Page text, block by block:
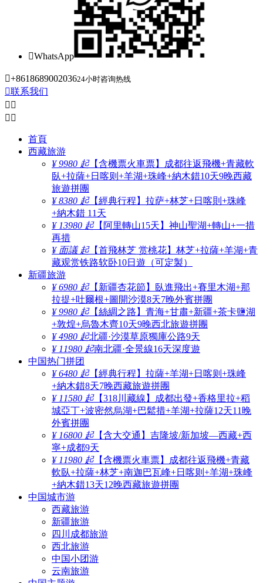
WhatsApp
+861868900203624小时咨询热线
联系我们
 
 
首頁
西藏旅游
¥ 9980 起【含機票火車票】成都往返飛機+青藏軟
臥+拉薩+日喀则+羊湖+珠峰+納木錯10天9晚西藏
旅遊拼團
¥ 8380 起【經典行程】拉萨+林芝+日喀則+珠峰
+納木錯 11天
¥ 13980 起【阿里轉山15天】神山聖湖+轉山+一措
再措
¥ 面議 起【首飛林芝 赏桃花】林芝+拉薩+羊湖+青
藏观赏铁路软卧10日遊（可定製）
新疆旅游
¥ 6980 起【新疆杏花節】臥進飛出+賽里木湖+那
拉提+吐爾根+圖開沙漠8天7晚外賓拼團
¥ 9980 起【絲綢之路】青海+甘肅+新疆+茶卡鹽湖
+敦煌+烏魯木齊10天9晚西北旅遊拼團
¥ 4980 起北疆·沙漠草原獨庫公路9天
¥ 11980 起南北疆·全景線16天深度遊
中国热门拼团
¥ 6480 起【經典行程】拉薩+羊湖+日喀则+珠峰
+納木錯8天7晚西藏旅遊拼團
¥ 11580 起【318川藏線】成都出發+香格里拉+稻
城亞丁+波密然烏湖+巴鬆措+羊湖+拉薩12天11晚
外賓拼團
¥ 16800 起【含大交通】吉隆坡/新加坡—西藏+西
寧+成都9天
¥ 11980 起【含機票火車票】成都往返飛機+青藏
軟臥+拉薩+林芝+南迦巴瓦峰+日喀则+羊湖+珠峰
+納木錯13天12晚西藏旅遊拼團
中国城市游
西藏旅游
新疆旅游
四川成都旅游
西北旅游
中国小团游
云南旅游